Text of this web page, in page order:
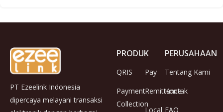
PT Ezeelink Indonesia
dipercaya melayani transaksi
PRODUK
QRIS
Payment
Collection
Pay
Remittance
Local
PERUSAHAAN
Tentang Kami
Kontak
FAQ